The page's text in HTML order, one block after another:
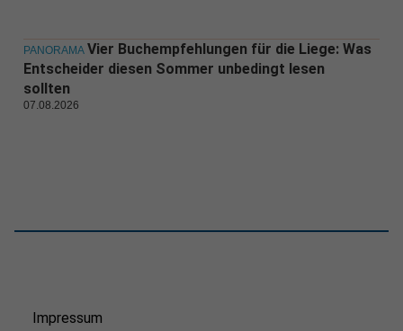
PANORAMA Vier Buchempfehlungen für die Liege: Was
Entscheider diesen Sommer unbedingt lesen
sollten
07.08.2026
Impressum